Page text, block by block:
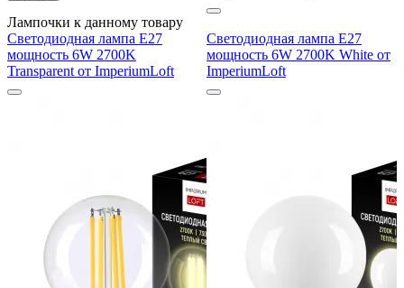
Лампочки к данному товару
Светодиодная лампа E27
мощность 6W 2700K
Transparent от ImperiumLoft
Светодиодная лампа E27
мощность 6W 2700K White от
ImperiumLoft